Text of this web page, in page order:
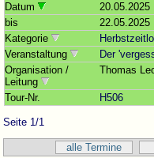
Datum
20.05.2025
bis
22.05.2025
Kategorie
Veranstaltung
Der
Organisation /
Leitung
Thomas
Tour-Nr. H506
Seite 1/1
alle Termine